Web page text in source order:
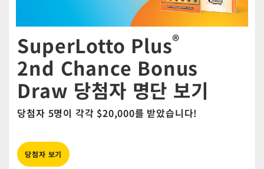
SuperLotto Plus®
2nd Chance Bonus
Draw 당첨자 명단 보기
당첨자 5명이 각각 $20,000를 받았습니다!
당첨자 보기